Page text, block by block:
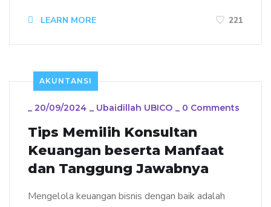
LEARN MORE 221
AKUNTANSI
_ 20/09/2024 _ Ubaidillah UBICO _ 0 Comments
Tips Memilih Konsultan
Keuangan beserta Manfaat
dan Tanggung Jawabnya
Mengelola keuangan bisnis dengan baik adalah